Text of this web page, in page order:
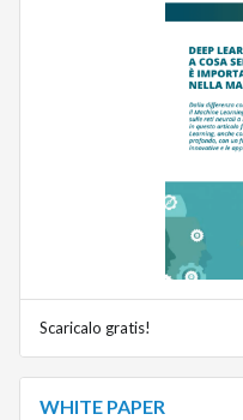
Scaricalo gratis!
WHITE PAPER